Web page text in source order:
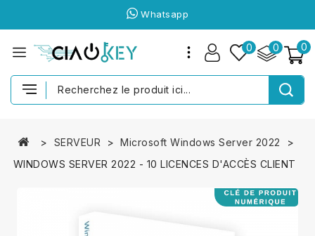
Whatsapp
0
0
0
SERVEUR
Microsoft Windows Server 2022
WINDOWS SERVER 2022 - 10 LICENCES D'ACCÈS CLIENT